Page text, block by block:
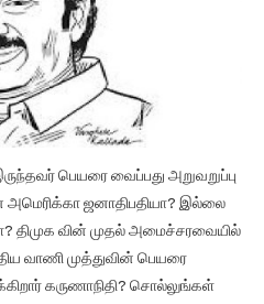
பெயரை வைப்பது அறுவறுப்பு
ஜனாதிபதியா? இல்லை
திமுக வின் முதல் அமைச்சரவையில்
வாணி முத்துவின் பெயரை
கருணாநிதி? சொல்லுங்கள்